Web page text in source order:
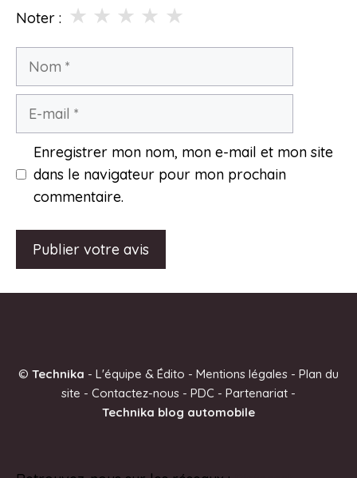
Noter : ★
★
★
★
★
Nom
Enregistrer mon nom, mon e-mail et mon site
dans le navigateur pour mon prochain
commentaire.
r
© Technika - L'équipe & Édito - Mentions légales - Plan du
site - Contactez-nous - PDC - Partenariat -
Technika blog automobile